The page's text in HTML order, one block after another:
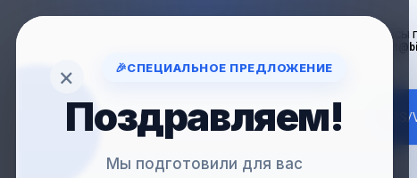
Вопросы
× 🎉СПЕЦИАЛЬНОЕ ПРЕДЛОЖЕНИЕ
Поздравляем!
Мы подготовили для вас